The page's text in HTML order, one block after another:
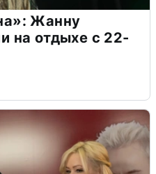
Жанну
на отдыхе с 22-